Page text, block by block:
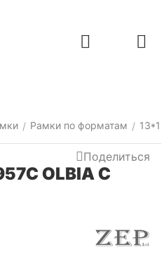
/ Рамки по форматам /
Поделиться
OLBIA C